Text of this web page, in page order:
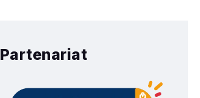
Partenariat